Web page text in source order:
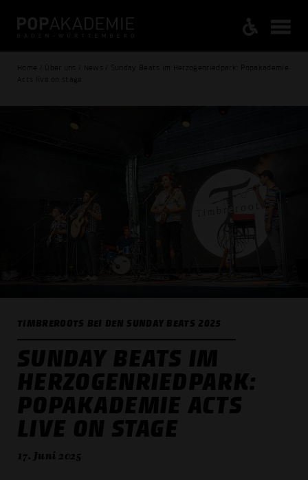
Home / Über uns / News / Sunday Beats im Herzogenriedpark: Popakademie
Acts live on stage
TIMBREROOTS BEI DEN SUNDAY BEATS 2025
SUNDAY BEATS IM
HERZOGENRIEDPARK:
POPAKADEMIE ACTS
LIVE ON STAGE
17. Juni 2025